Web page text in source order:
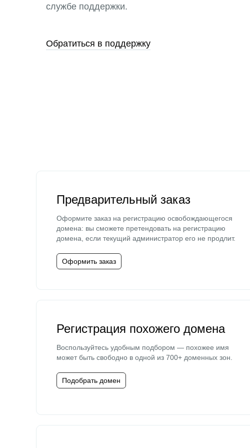
службе поддержки.
Обратиться в поддержку
Предварительный заказ
Оформите заказ на регистрацию освобождающегося
домена: вы сможете претендовать на регистрацию
домена, если текущий администратор его не продлит.
Оформить заказ
Регистрация похожего домена
Воспользуйтесь удобным подбором — похожее имя
может быть свободно в одной из 700+ доменных зон.
Подобрать домен